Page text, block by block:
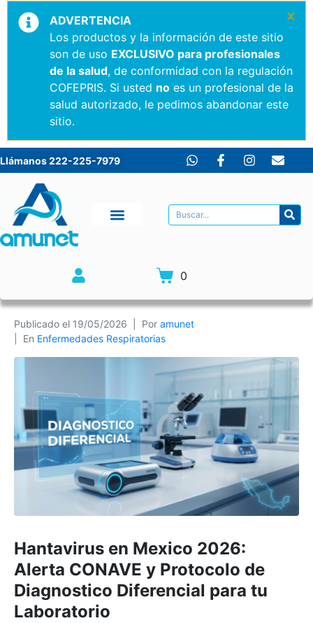
ADVERTENCIA
Los productos y la información de este sitio
son de uso EXCLUSIVO para profesionales
de la salud, de conformidad con la regulación
COFEPRIS. Si usted no es un profesional de la
salud autorizado, le pedimos abandonar este
sitio.
×
Llámanos 222-225-7979
0
Publicado el 19/05/2026 Por amunet
En Enfermedades Respiratorias
Hantavirus en Mexico 2026:
Alerta CONAVE y Protocolo de
Diagnostico Diferencial para tu
Laboratorio